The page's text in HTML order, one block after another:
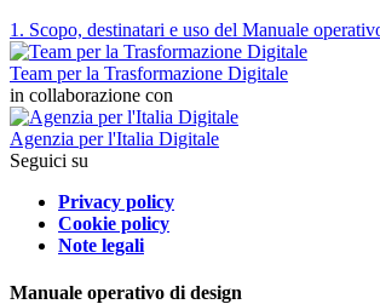
1. Scopo, destinatari e uso del Manuale
Team per la Trasformazione Digitale
in collaborazione con
Agenzia per l'Italia Digitale
Seguici su
Privacy policy
Cookie policy
Note legali
Manuale operativo di design